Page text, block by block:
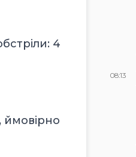
4
ймовірно
08:13